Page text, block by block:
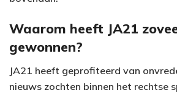
Waarom heeft JA21
gewonnen?
JA21 heeft geprofiteerd van
nieuws zochten binnen het rechtse